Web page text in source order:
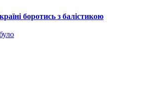
боротись з балістикою